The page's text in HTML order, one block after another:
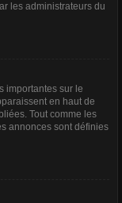
les administrateurs du
importantes sur le
en haut de
Tout comme les
annonces sont définies